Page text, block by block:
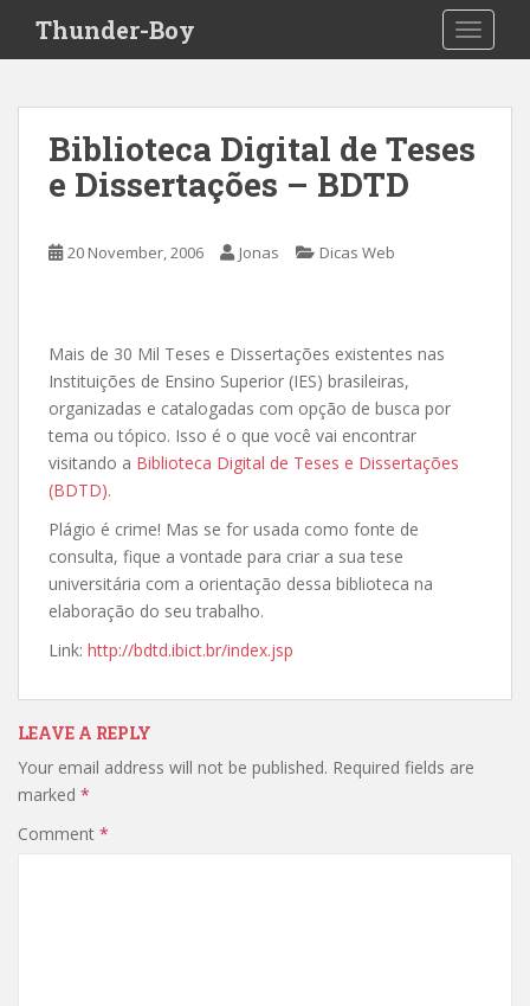
i
Thunder-Boy
Biblioteca Digital de Teses
e Dissertações – BDTD
20 November, 2006 Jonas Dicas Web
Mais de 30 Mil Teses e Dissertações existentes nas
Instituições de Ensino Superior (IES) brasileiras,
organizadas e catalogadas com opção de busca por
tema ou tópico. Isso é o que você vai encontrar
visitando a Biblioteca Digital de Teses e Dissertações
(BDTD).
Plágio é crime! Mas se for usada como fonte de
consulta, fique a vontade para criar a sua tese
universitária com a orientação dessa biblioteca na
elaboração do seu trabalho.
Link: http://bdtd.ibict.br/index.jsp
LEAVE A REPLY
Your email address will not be published. Required fields are
marked *
Comment *